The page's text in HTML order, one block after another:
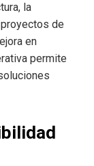
la
de
en
permite